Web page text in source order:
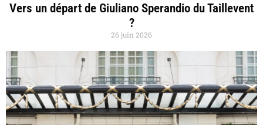
Vers un départ de Giuliano Sperandio du Taillevent
?
26 juin 2026